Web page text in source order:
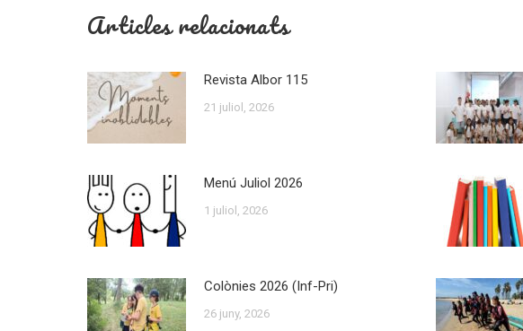
Articles relacionats
Revista Albor 115
21 juliol, 2026
Menú Juliol 2026
1 juliol, 2026
Colònies 2026 (Inf-Pri)
26 juny, 2026